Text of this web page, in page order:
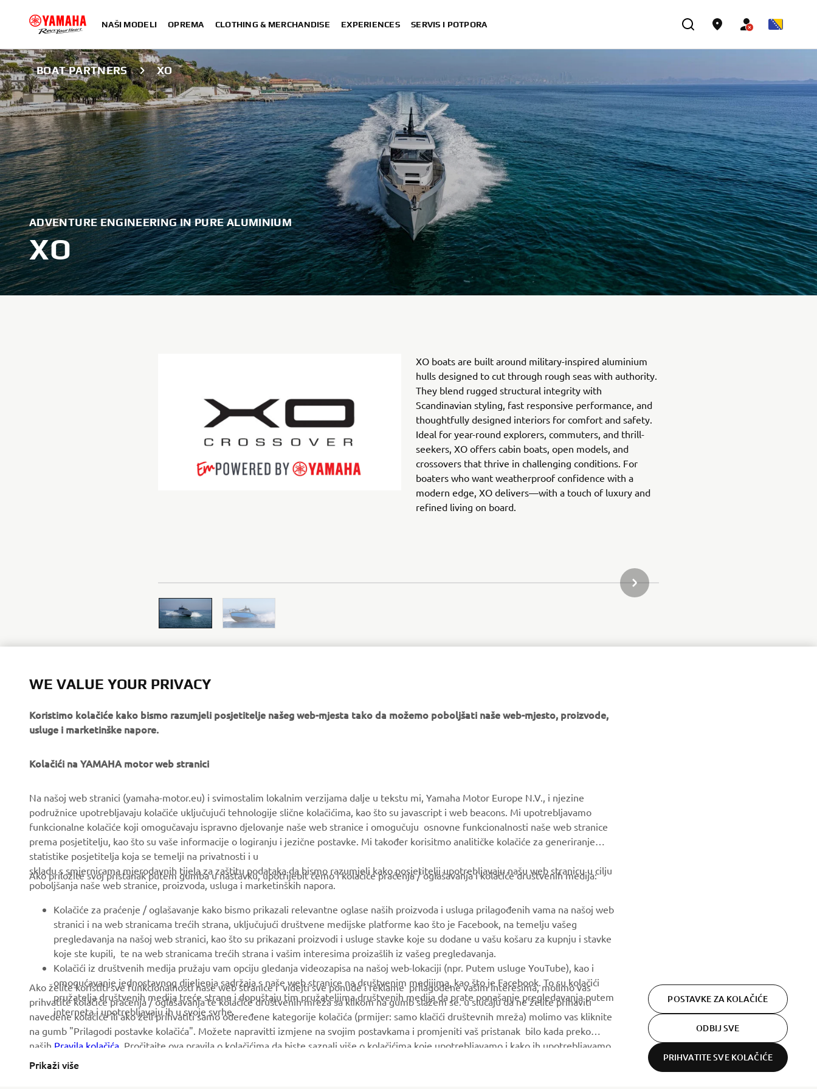
NAŠI MODELI OPREMA CLOTHING & MERCHANDISE EXPERIENCES SERVIS I POTPORA
BOAT PARTNERS XO
ADVENTURE ENGINEERING IN PURE ALUMINIUM
XO
XO boats are built around military-inspired aluminium
hulls designed to cut through rough seas with authority.
They blend rugged structural integrity with
Scandinavian styling, fast responsive performance, and
thoughtfully designed interiors for comfort and safety.
Ideal for year-round explorers, commuters, and thrill-
seekers, XO offers cabin boats, open models, and
crossovers that thrive in challenging conditions. For
boaters who want weatherproof confidence with a
modern edge, XO delivers—with a touch of luxury and
refined living on board.
SLJEDEĆI PREDMET IZ GALERIJE
CORPORATE
About us
News
Events
Press
Brochures
Working at Yamaha
Become a Dealer
Politika Ljudskih Prava
Osnovna Politika
Održivosti
FOR BUSINESS
eBike systems
Authorities & Police
Golfcourses
First responders
Driving schools
Robotics
Partnerships
Technical information for
independent dealers
Yamalube Safety Data
Sheets
MORE YAMAHA
MyYamaha
Yamaha Racing
Yamaha Motor Global
Mobile Apps
SUPPORT
Parts Catalogue
Dealer locator
Management of Waste
Batteries
BILTEN
Budite prvi koji će saznati o najnovijim ponudama, posebnim
događajima, novim izdanjima i još mnogo toga
Pročitajte našu Politiku privatnosti kako biste saznali kako
obrađujemo vaše osobne podatke:
usluge i marketinške napore.
podružnice upotrebljavaju kolačiće uključujući tehnologije slične kolačićima, kao što su javascript i web beacons. Mi upotrebljavamo
funkcionalne kolačiće koji omogučavaju ispravno djelovanje naše web stranice i omogučuju osnovne funkcionalnosti naše web stranice
prema posjetitelju, kao što su vaše informacije o logiranju i jezične postavke. Mi također korisitmo analitičke kolačiće za generiranje
statistike posjetitelja koja se temelji na privatnosti i u
skladu s smjernicama mjerodavnih tijela za zaštitu podataka da bismo razumjeli kako posjetitelji upotrebljavaju našu web stranicu u cilju
poboljšanja naše web stranice, proizvoda, usluga i marketinških napora.
Ako priložite svoj pristanak putem gumba u nastavku, upotrijebit ćemo i kolačiće praćenja / oglašavanja i kolačiće društvenih medija:
Kolačiće za praćenje / oglašavanje kako bismo prikazali relevantne oglase naših proizvoda i usluga prilagođenih vama na našoj web
stranici i na web stranicama trećih strana, uključujući društvene medijske platforme kao što je Facebook, na temelju vašeg
pregledavanja na našoj web stranici, kao što su prikazani proizvodi i usluge stavke koje su dodane u vašu košaru za kupnju i stavke
koje ste kupili, te na web stranicama trećih strana i vašim interesima proizašlih iz vašeg pregledavanja.
Kolačići iz društvenih medija pružaju vam opciju gledanja videozapisa na našoj web-lokaciji (npr. Putem usluge YouTube), kao i
omogućavanje jednostavnog dijeljenja sadržaja s naše web stranice na društvenim medijima, kao što je Facebook. To su kolačići
pružatelja društvenih medija treće strane i dopuštaju tim pružateljima društvenih medija da prate ponašanje pregledavanja putem
interneta i upotrebljavaju ih u svoje svrhe.
Ako želite koristiti sve funkcionalnosti naše web stranice i videjti sve ponude i reklame prilagođene vašim interesima, molimo vas
prihvatite kolačiće praćenja / oglašavanja te kolačiće društvenih mreža sa klikom na gumb slažem se. u slučaju da ne želite prihaviti
navedene kolačiće ili ako želi prihvatiti samo odeređene kategorije kolačića (prmijer: samo klačići društevnih mreža) molimo vas kliknite
na gumb "Prilagodi postavke kolačića". Možete napravitti izmjene na svojim postavkama i promjeniti vaš pristanak bilo kada preko
našihPravila kolačića. Pročitajte ova pravila o kolačićima da biste saznali više o kolačićima koje upotrebljavamo i kako ih upotrebljavamo.
Prikaži više
POSTAVKE ZA KOLAČIĆE
ODBIJ SVE
PRIHVATITE SVE KOLAČIĆE